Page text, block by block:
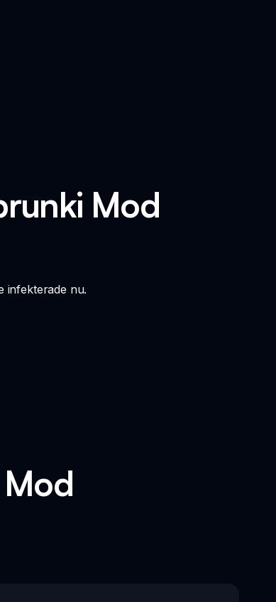
Mod
infekterade nu.